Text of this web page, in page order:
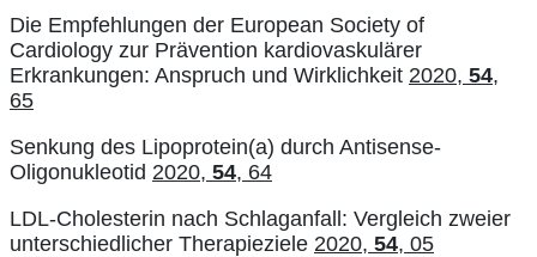
Die Empfehlungen der European Society of
Cardiology zur Prävention kardiovaskulärer
Erkrankungen: Anspruch und Wirklichkeit 2020, 54,
65
Senkung des Lipoprotein(a) durch Antisense-
Oligonukleotid 2020, 54, 64
LDL-Cholesterin nach Schlaganfall: Vergleich zweier
unterschiedlicher Therapieziele 2020, 54, 05